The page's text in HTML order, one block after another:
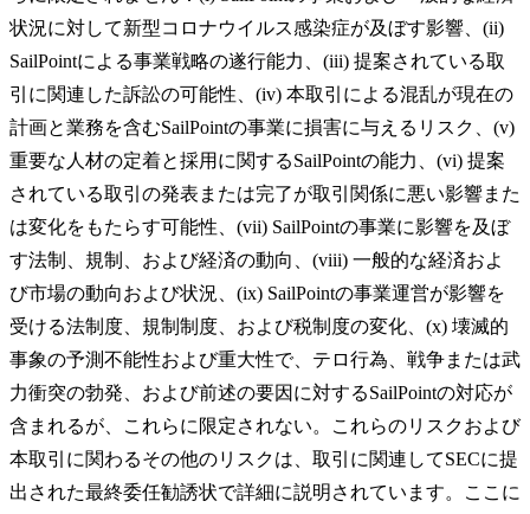
状況に対して新型コロナウイルス感染症が及ぼす影響、(ii)
SailPointによる事業戦略の遂行能力、(iii) 提案されている取
引に関連した訴訟の可能性、(iv) 本取引による混乱が現在の
計画と業務を含むSailPointの事業に損害に与えるリスク、(v)
重要な人材の定着と採用に関するSailPointの能力、(vi) 提案
されている取引の発表または完了が取引関係に悪い影響また
は変化をもたらす可能性、(vii) SailPointの事業に影響を及ぼ
す法制、規制、および経済の動向、(viii) 一般的な経済およ
び市場の動向および状況、(ix) SailPointの事業運営が影響を
受ける法制度、規制制度、および税制度の変化、(x) 壊滅的
事象の予測不能性および重大性で、テロ行為、戦争または武
力衝突の勃発、および前述の要因に対するSailPointの対応が
含まれるが、これらに限定されない。これらのリスクおよび
本取引に関わるその他のリスクは、取引に関連してSECに提
出された最終委任勧誘状で詳細に説明されています。ここに